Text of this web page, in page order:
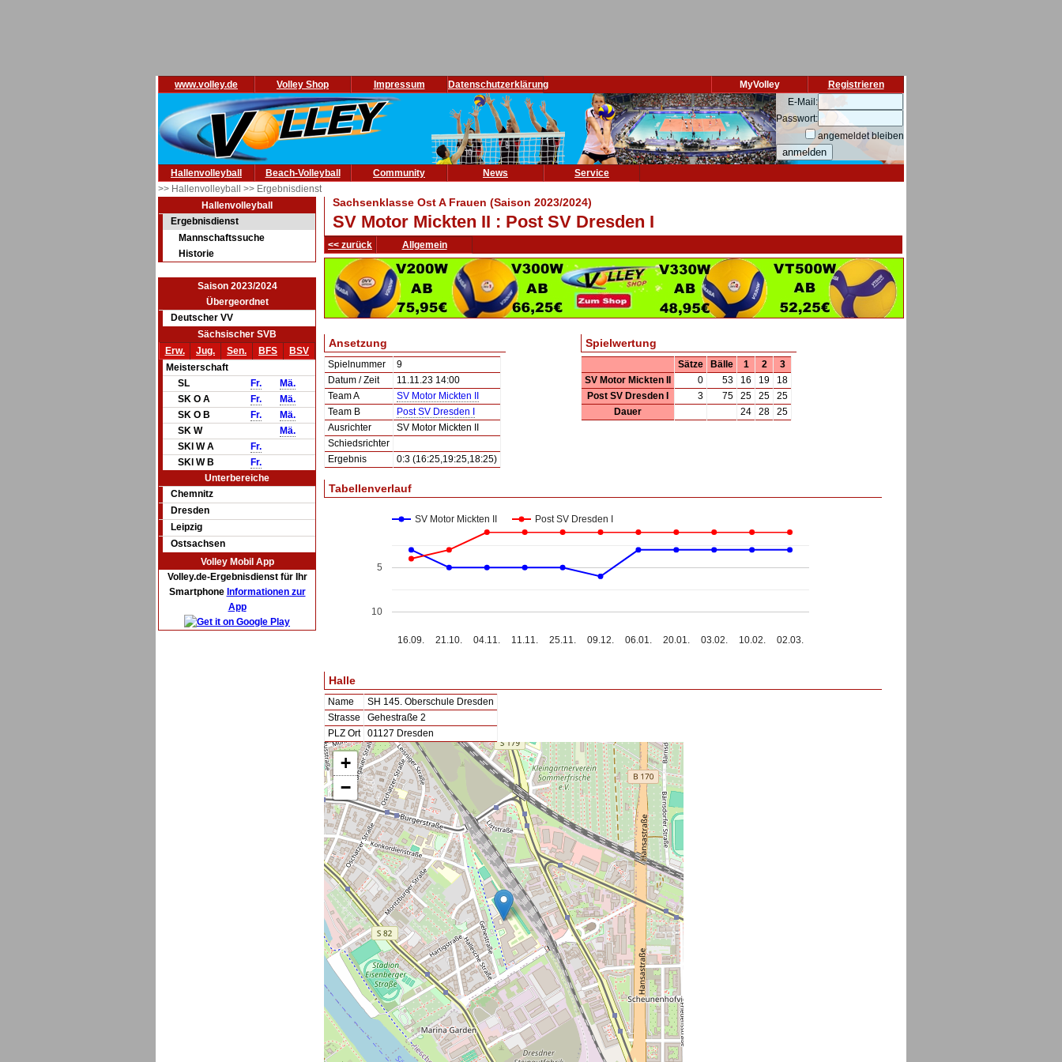
www.volley.de Volley Shop Impressum Datenschutzerklärung Registrieren
MyVolley
E-Mail:
Passwort:
angemeldet bleiben
Hallenvolleyball Beach-Volleyball Community News
Service
>> Hallenvolleyball >> Ergebnisdienst
Hallenvolleyball
Ergebnisdienst
Mannschaftssuche
Historie
Saison 2023/2024
Übergeordnet
Deutscher VV
Sächsischer SVB
Erw.
Jug. Sen. BFS
BSV
Meisterschaft
SL
Fr.
Mä.
SK O A
Fr.
Mä.
SK O B
Fr.
Mä.
SK W
Mä.
SKl W A
Fr.
SKl W B
Fr.
Unterbereiche
Chemnitz
Dresden
Leipzig
Ostsachsen
Volley Mobil App
Volley.de-Ergebnisdienst für Ihr
Smartphone Informationen zur
App
Sachsenklasse Ost A Frauen (Saison 2023/2024)
SV Motor Mickten II : Post SV Dresden I
<< zurück Allgemein
Ansetzung
Spielnummer
9
Datum / Zeit
11.11.23 14:00
Team A
SV Motor Mickten II
Team B
Post SV Dresden I
Ausrichter
SV Motor Mickten II
Schiedsrichter
Ergebnis
0:3 (16:25,19:25,18:25)
Spielwertung
Sätze Bälle 1 2
3
SV Motor Mickten II
0 53 16 19
18
Post SV Dresden I
3 75 25 25
25
Dauer
24 28 25
Tabellenverlauf
SV Motor Mickten II Post SV Dresden I
16.09. 21.10. 04.11. 11.11. 25.11. 09.12. 06.01. 20.01. 03.02. 10.02. 02.03.
5
10
Halle
Name
SH 145. Oberschule Dresden
Strasse
Gehestraße 2
PLZ Ort
01127 Dresden
+
−